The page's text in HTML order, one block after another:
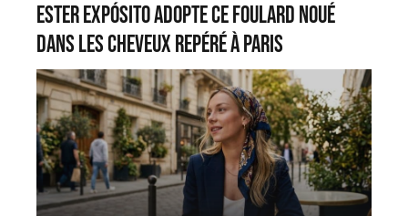
Ester Expósito adopte ce foulard noué
dans les cheveux repéré à Paris